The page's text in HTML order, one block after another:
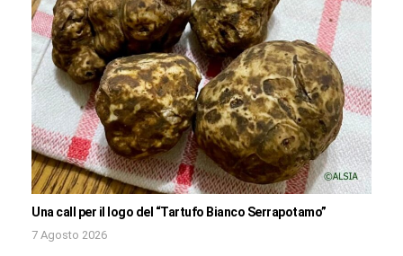
Una call per il logo del “Tartufo Bianco Serrapotamo”
7 Agosto 2026